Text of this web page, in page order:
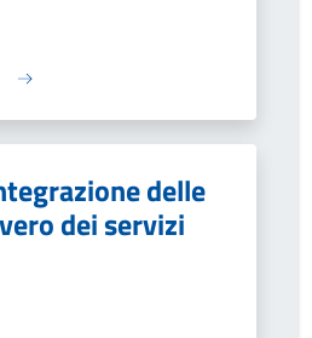
delle
dei servizi